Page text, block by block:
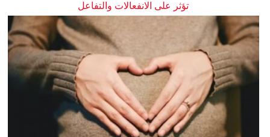
تؤثر على الانفعالات والتفاعل